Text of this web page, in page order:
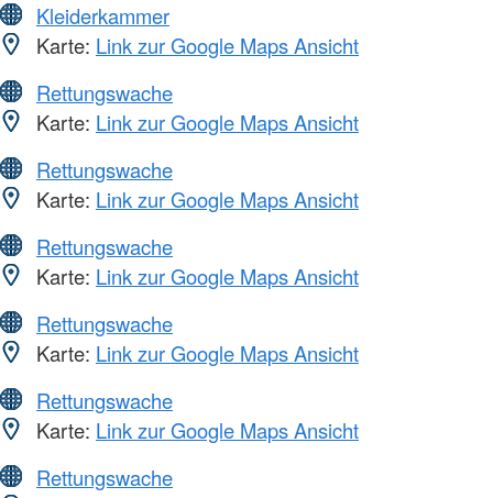
Kleiderkammer
Karte: Link zur Google Maps Ansicht
Rettungswache
Karte: Link zur Google Maps Ansicht
Rettungswache
Karte: Link zur Google Maps Ansicht
Rettungswache
Karte: Link zur Google Maps Ansicht
Rettungswache
Karte: Link zur Google Maps Ansicht
Rettungswache
Karte: Link zur Google Maps Ansicht
Rettungswache